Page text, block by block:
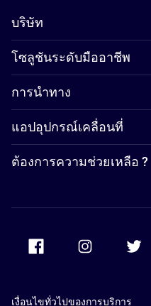
บริษัท
โซลูชันระดับมืออาชีพ
การนำทาง
แอปอุปกรณ์เคลื่อนที่
ต้องการความช่วยเหลือ ?
Accor Facebook
เงื่อนไขทั่วไปของการบริการ